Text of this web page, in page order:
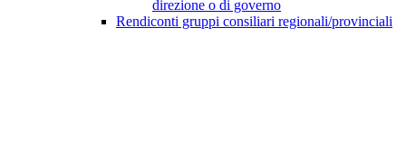
direzione o di governo
Rendiconti gruppi consiliari regionali/provinciali